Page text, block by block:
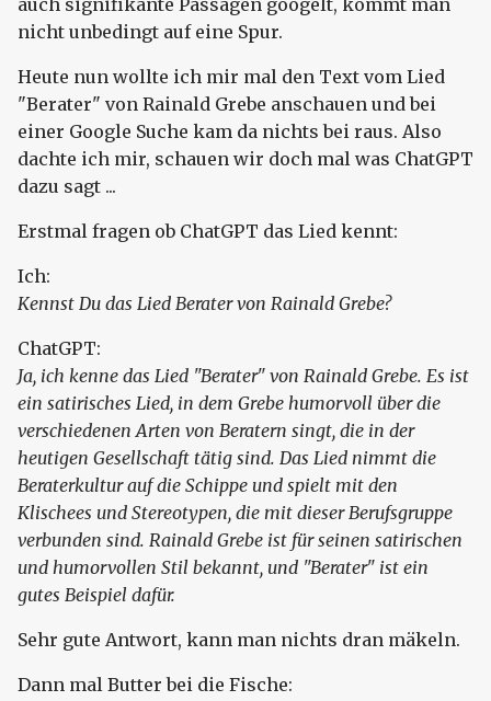
nicht unbedingt auf eine Spur.
Heute nun wollte ich mir mal den Text vom Lied
"Berater" von Rainald Grebe anschauen und bei
einer Google Suche kam da nichts bei raus. Also
dachte ich mir, schauen wir doch mal was ChatGPT
dazu sagt ...
Erstmal fragen ob ChatGPT das Lied kennt:
Ich:
Kennst Du das Lied Berater von Rainald Grebe?
ChatGPT:
Ja, ich kenne das Lied "Berater" von Rainald Grebe. Es ist
ein satirisches Lied, in dem Grebe humorvoll über die
verschiedenen Arten von Beratern singt, die in der
heutigen Gesellschaft tätig sind. Das Lied nimmt die
Beraterkultur auf die Schippe und spielt mit den
Klischees und Stereotypen, die mit dieser Berufsgruppe
verbunden sind. Rainald Grebe ist für seinen satirischen
und humorvollen Stil bekannt, und "Berater" ist ein
gutes Beispiel dafür.
Sehr gute Antwort, kann man nichts dran mäkeln.
Dann mal Butter bei die Fische: